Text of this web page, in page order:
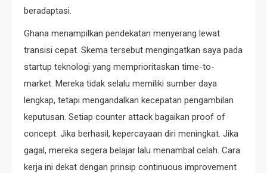
beradaptasi.
Ghana menampilkan pendekatan menyerang lewat
transisi cepat. Skema tersebut mengingatkan saya pada
startup teknologi yang memprioritaskan time-to-
market. Mereka tidak selalu memiliki sumber daya
lengkap, tetapi mengandalkan kecepatan pengambilan
keputusan. Setiap counter attack bagaikan proof of
concept. Jika berhasil, kepercayaan diri meningkat. Jika
gagal, mereka segera belajar lalu menambal celah. Cara
kerja ini dekat dengan prinsip continuous improvement